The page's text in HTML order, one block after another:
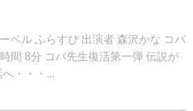
ベル ふらすぴ 出演者 森沢かな コバ
間 8分 コバ先生復活第一弾 伝説が
・・・...